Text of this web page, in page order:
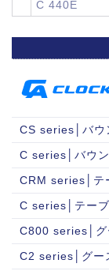
C 440E
CS series│バウ
C series│バウ
CRM series│テ
C series│テー
C800 series│グ
C2 series│グー